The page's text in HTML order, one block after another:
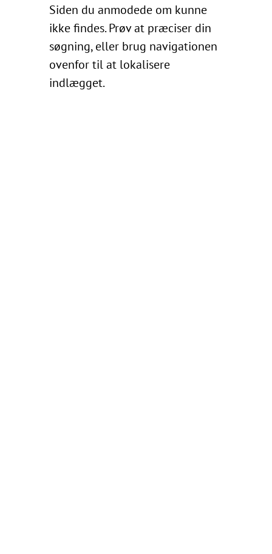
Siden du anmodede om kunne
ikke findes. Prøv at præciser din
søgning, eller brug navigationen
ovenfor til at lokalisere
indlægget.